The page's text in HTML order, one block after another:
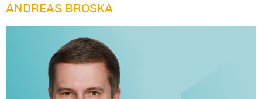
ANDREAS BROSKA
ANDREAS BROSKA